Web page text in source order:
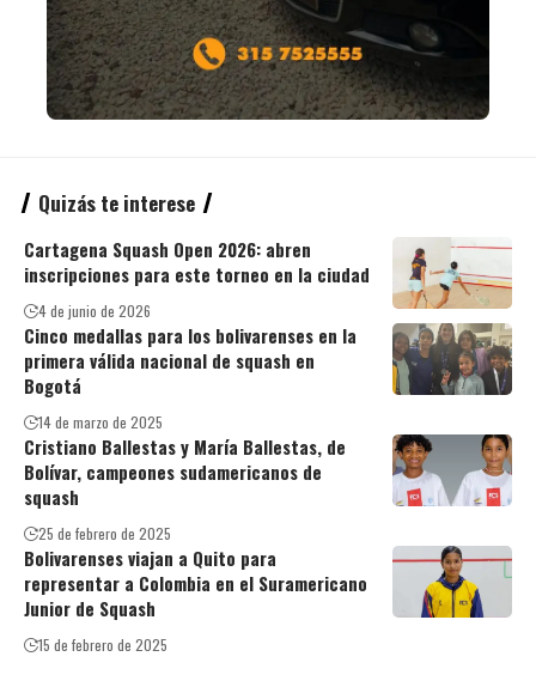
Quizás te interese
Cartagena Squash Open 2026: abren
inscripciones para este torneo en la ciudad
4 de junio de 2026
Cinco medallas para los bolivarenses en la
primera válida nacional de squash en
Bogotá
14 de marzo de 2025
Cristiano Ballestas y María Ballestas, de
Bolívar, campeones sudamericanos de
squash
25 de febrero de 2025
Bolivarenses viajan a Quito para
representar a Colombia en el Suramericano
Junior de Squash
15 de febrero de 2025